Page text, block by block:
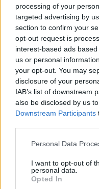
processing of your
targeted advertising by
section to confirm your
opt-out request is
interest-based ads
us or personal
your opt-out. You may
disclosure of your
IAB’s list of downstream
also be disclosed by us
Downstream Participants
Please note that this
not limited to your visit
grant or deny consent to
use your data for below
Personal Data
I want to opt-out of
personal data.
Opted In
LightSound: la
escuchar el
El próximo 12 de agosto,
INTERNACIONAL